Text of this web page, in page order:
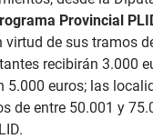
Provincial
de sus tramos
recibirán 3.000
5.000 euros; las
de entre 50.001 y